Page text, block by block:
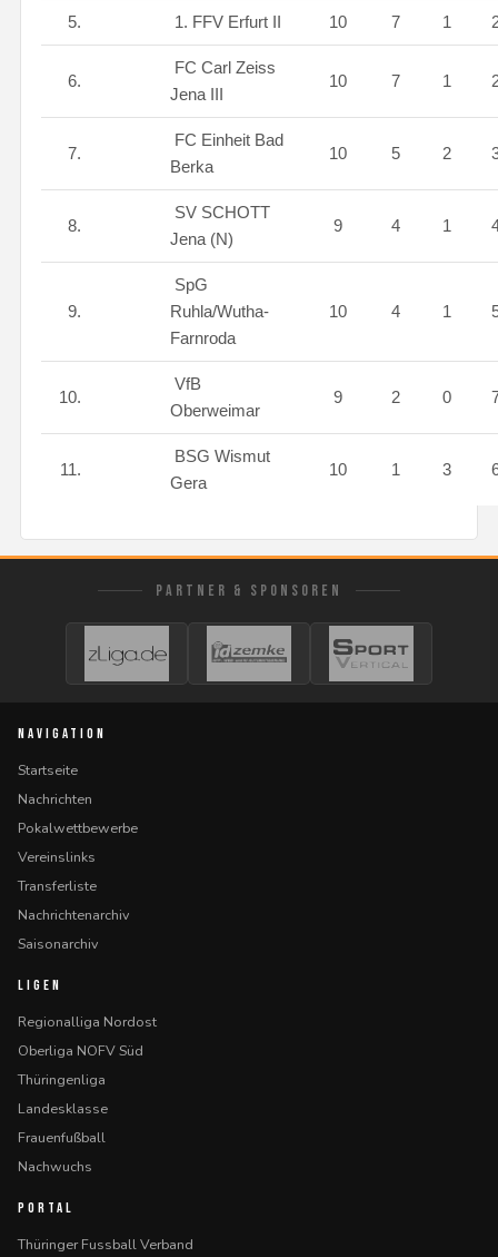
5. 1. FFV Erfurt II 10 7 1
6.
FC Carl Zeiss
Jena III
10 7 1
7.
FC Einheit Bad
Berka
10 5 2
8.
SV SCHOTT
Jena (N)
9 4 1
9.
SpG
Ruhla/Wutha-
Farnroda
10 4 1
10.
VfB
Oberweimar
9 2 0
11.
BSG Wismut
Gera
10 1 3
PARTNER & SPONSOREN
NAVIGATION
Startseite
Nachrichten
Pokalwettbewerbe
Vereinslinks
Transferliste
Nachrichtenarchiv
Saisonarchiv
LIGEN
Regionalliga Nordost
Oberliga NOFV Süd
Thüringenliga
Landesklasse
Frauenfußball
Nachwuchs
PORTAL
Thüringer Fussball Verband